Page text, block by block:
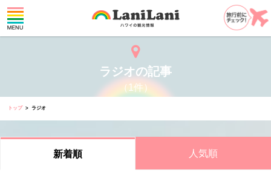
ラジオの記事
（1件）
トップ ラジオ
新着順 人気順